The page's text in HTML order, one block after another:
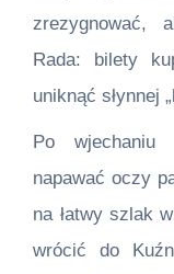
zrezygnować,
Rada: bilety
uniknąć słynnej
Po wjechaniu
napawać oczy
na łatwy szlak
wrócić do